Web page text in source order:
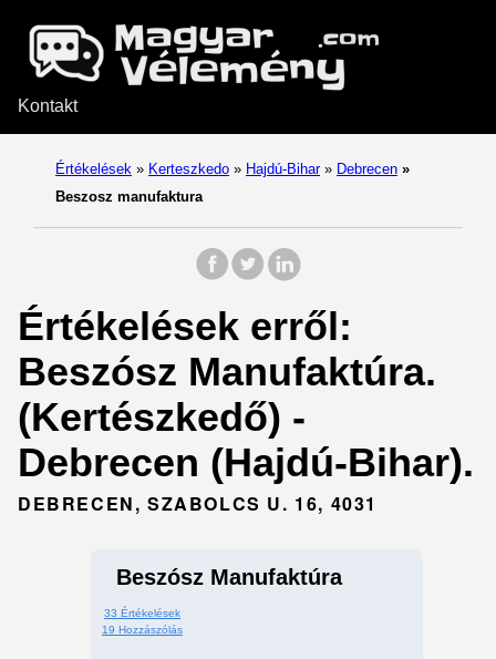
Kontakt
Értékelések » Kerteszkedo » Hajdú-Bihar » Debrecen »
Beszosz manufaktura
Értékelések erről:
Beszósz Manufaktúra.
(Kertészkedő) -
Debrecen (Hajdú-Bihar).
DEBRECEN, SZABOLCS U. 16, 4031
Beszósz Manufaktúra
33 Értékelések
19 Hozzászólás